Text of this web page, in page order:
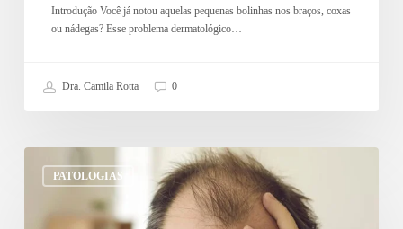
Introdução Você já notou aquelas pequenas bolinhas nos braços, coxas
ou nádegas? Esse problema dermatológico…
Dra. Camila Rotta 0
PATOLOGIAS